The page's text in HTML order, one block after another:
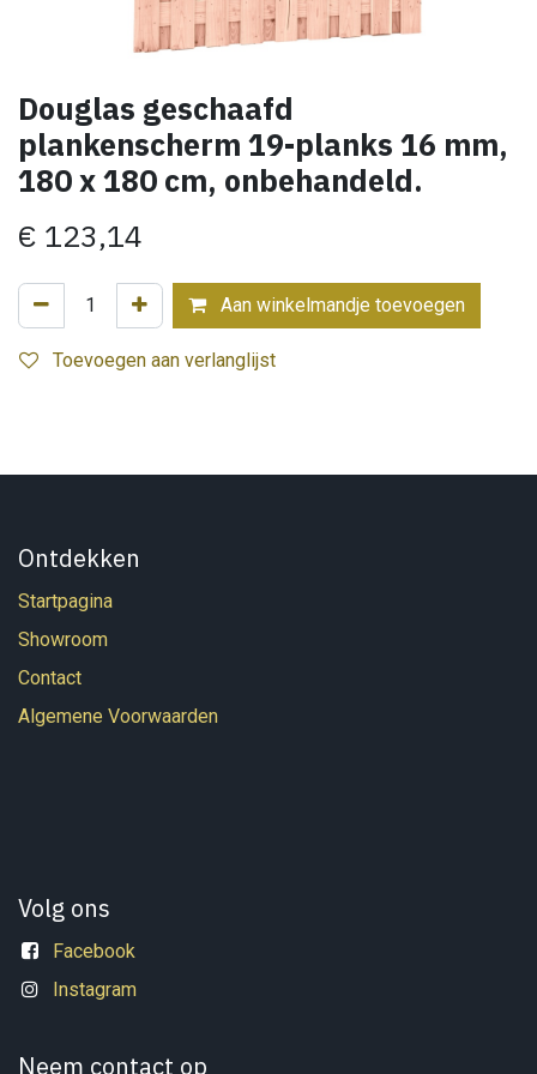
Douglas geschaafd
plankenscherm 19-planks 16 mm,
180 x 180 cm, onbehandeld.
€ 123,14
Aan winkelmandje toevoegen
Toevoegen aan verlanglijst
Ontdekken
Startpagina
Showroom
Contact
Algemene Voorwaarden
Volg ons
Facebook
Instagram
Neem contact op